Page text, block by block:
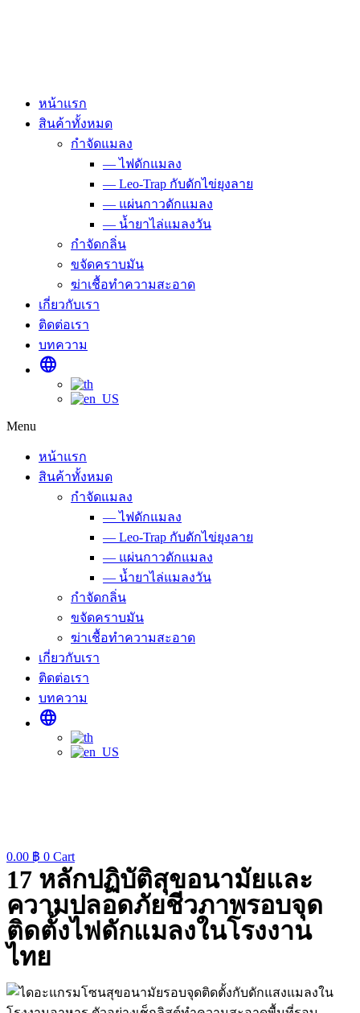
หน้าแรก
สินค้าทั้งหมด
กำจัดแมลง
— ไฟดักแมลง
— Leo-Trap กับดักไข่ยุงลาย
— แผ่นกาวดักแมลง
— น้ำยาไล่แมลงวัน
กำจัดกลิ่น
ขจัดคราบมัน
ฆ่าเชื้อทำความสะอาด
เกี่ยวกับเรา
ติดต่อเรา
บทความ
language
Menu
หน้าแรก
สินค้าทั้งหมด
กำจัดแมลง
— ไฟดักแมลง
— Leo-Trap กับดักไข่ยุงลาย
— แผ่นกาวดักแมลง
— น้ำยาไล่แมลงวัน
กำจัดกลิ่น
ขจัดคราบมัน
ฆ่าเชื้อทำความสะอาด
เกี่ยวกับเรา
ติดต่อเรา
บทความ
language
0.00 ฿ 0 Cart
17 หลักปฏิบัติสุขอนามัยและ
ความปลอดภัยชีวภาพรอบจุด
ติดตั้งไฟดักแมลงในโรงงาน
ไทย